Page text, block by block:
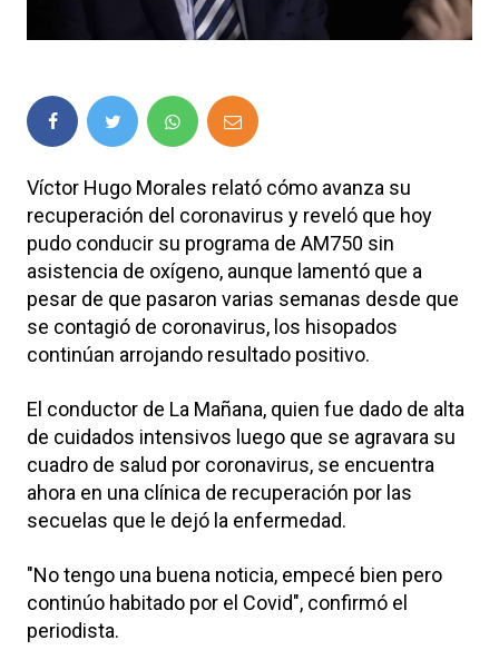
Víctor Hugo Morales relató cómo avanza su
recuperación del coronavirus y reveló que hoy
pudo conducir su programa de AM750 sin
asistencia de oxígeno, aunque lamentó que a
pesar de que pasaron varias semanas desde que
se contagió de coronavirus, los hisopados
continúan arrojando resultado positivo.
El conductor de La Mañana, quien fue dado de alta
de cuidados intensivos luego que se agravara su
cuadro de salud por coronavirus, se encuentra
ahora en una clínica de recuperación por las
secuelas que le dejó la enfermedad.
"No tengo una buena noticia, empecé bien pero
continúo habitado por el Covid", confirmó el
periodista.